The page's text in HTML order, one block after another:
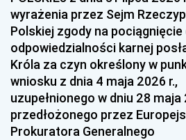
1993 1992
1990 1989
1987 1986
1984 1983
1981 1980
1978 1977
wyrażenia przez Sejm
Polskiej zgody na pociągnięcie
odpowiedzialności karnej
Króla za czyn określony w
wniosku z dnia 4 maja 2026 r.,
uzupełnionego w dniu 28 maja
przedłożonego przez
Prokuratora Generalnego